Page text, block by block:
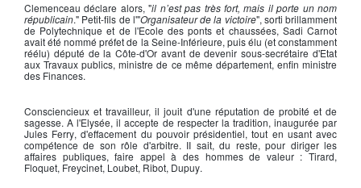
Clemenceau déclare alors, "il n’est pas très fort, mais ilporte un nom
républicain." Petit-fils de l'"Organisateur de la victoire", sorti brillamment
de Polytechnique et de l'Ecole des ponts et chaussées, Sadi Carnot
avait été nommé préfet de la Seine-Inférieure, puis élu (et constamment
réélu) député de la Côte-d'Or avant de devenir sous-secrétaire d'Etat
aux Travaux publics, ministre de ce même département, enfin ministre
des Finances.
Consciencieux et travailleur, il jouit d'une réputation de probité et de
sagesse. A l'Elysée, il accepte de respecter la tradition, inaugurée par
Jules Ferry, d'effacement du pouvoir présidentiel, tout en usant avec
compétence de son rôle d'arbitre. II sait, du reste, pour diriger les
affaires publiques, faire appel à des hommes de valeur :Tirard,
Floquet, Freycinet, Loubet, Ribot, Dupuy.